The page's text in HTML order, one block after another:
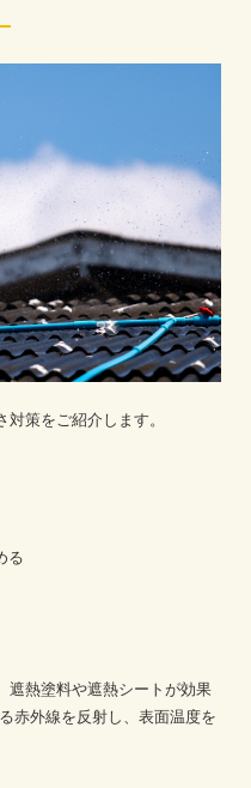
策をご紹介します。
る
遮熱塗料や遮熱シートが効果
赤外線を反射し、表面温度を